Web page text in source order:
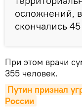
осложнений,
скончались
При этом врачи
355 человек.
Путин признал
России